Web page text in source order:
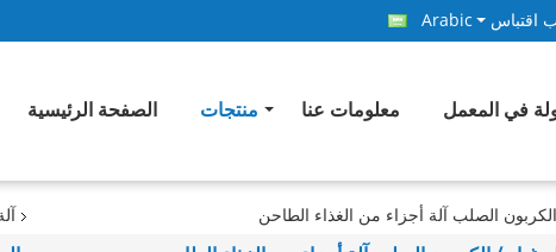
اقتباس Arabic
الصفحة الرئيسية منتجات معلومات عنا في المعمل
الصلب آلة أجزاء من الغذاء الطاحن